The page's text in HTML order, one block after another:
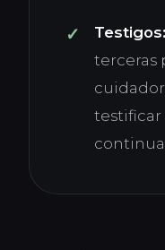
Testigos:
terceras
testificar